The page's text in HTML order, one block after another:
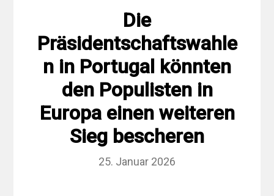
Die
Präsidentschaftswahle
n in Portugal könnten
den Populisten in
Europa einen weiteren
Sieg bescheren
25. Januar 2026